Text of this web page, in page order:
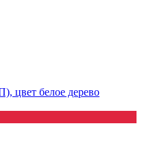
цвет белое дерево